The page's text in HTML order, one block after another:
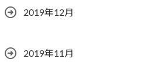
2019年12月
2019年11月